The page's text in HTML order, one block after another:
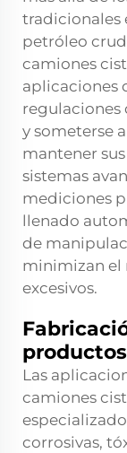
tradicionales
petróleo
camiones
aplicaciones
regulaciones
y someterse
mantener
sistemas
mediciones
llenado
de
minimizan el
excesivos.
Las
camiones
corrosivas,